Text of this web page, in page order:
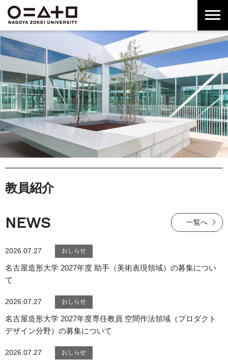
ー
バ
ル
ナ
ビ
ゲ
ー
シ
ョ
へ
へ
カ
ル
ナ
ビ
ゲ
ー
シ
ョ
ン
タ
ー
へ
教員紹介
NEWS 一覧へ
2026.07.27
名古屋造形大学 2027年度 助手（美術表現領域）の募集につい
て
2026.07.27
名古屋造形大学 2027年度専任教員 空間作法領域（プロダクト
デザイン分野）の募集について
2026.07.27